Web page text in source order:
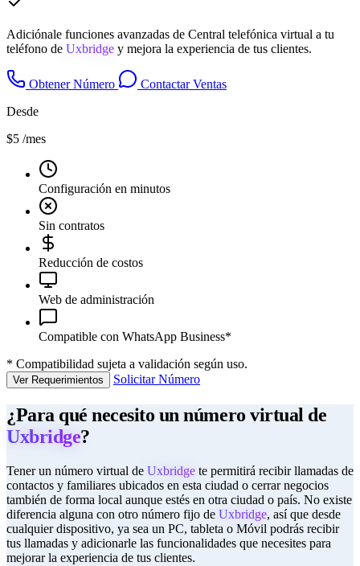
Adiciónale funciones avanzadas de Central telefónica virtual a tu
teléfono de Uxbridge y mejora la experiencia de tus clientes.
Obtener Número
Contactar Ventas
Desde
$5 /mes
Configuración en minutos
Sin contratos
Reducción de costos
Web de administración
Compatible con WhatsApp Business*
* Compatibilidad sujeta a validación según uso.
Ver Requerimientos Solicitar Número
¿Para qué necesito un número virtual de
Uxbridge?
Tener un número virtual de Uxbridge te permitirá recibir llamadas de
contactos y familiares ubicados en esta ciudad o cerrar negocios
también de forma local aunque estés en otra ciudad o país. No existe
diferencia alguna con otro número fijo de Uxbridge, así que desde
cualquier dispositivo, ya sea un PC, tableta o Móvil podrás recibir
tus llamadas y adicionarle las funcionalidades que necesites para
mejorar la experiencia de tus clientes.